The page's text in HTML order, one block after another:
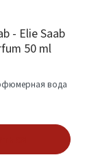
- Elie Saab
50 ml
вода